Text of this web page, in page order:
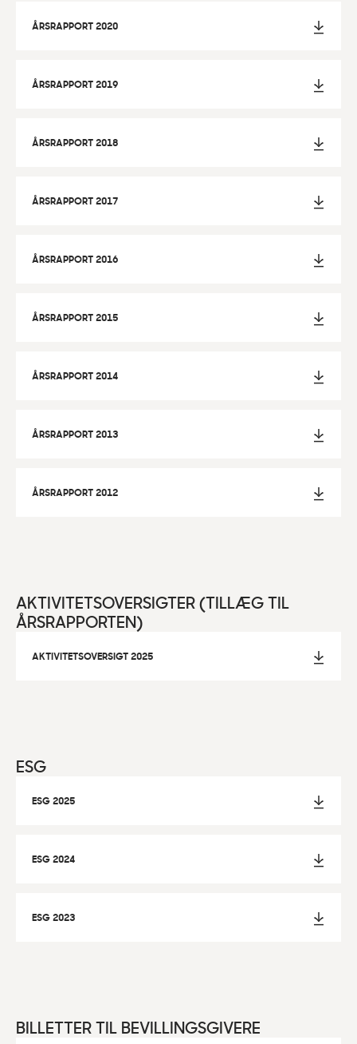
ÅRSRAPPORT 2020
ÅRSRAPPORT 2019
ÅRSRAPPORT 2018
ÅRSRAPPORT 2017
ÅRSRAPPORT 2016
ÅRSRAPPORT 2015
ÅRSRAPPORT 2014
ÅRSRAPPORT 2013
ÅRSRAPPORT 2012
AKTIVITETSOVERSIGTER (TILLÆG TIL
ÅRSRAPPORTEN)
AKTIVITETSOVERSIGT 2025
ESG
ESG 2025
ESG 2024
ESG 2023
BILLETTER TIL BEVILLINGSGIVERE